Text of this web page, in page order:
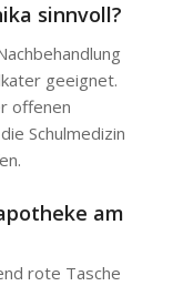
sinnvoll?
geeignet.
offenen
Schulmedizin
am
rote Tasche